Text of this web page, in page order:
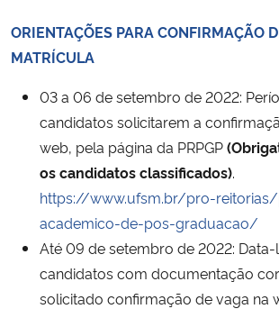
Ministério do Desenvolvimento Regional
Ministério da Mulher, da Família e dos Direitos
Secretaria-Geral
Secretaria de Governo
Gabinete de Segurança Institucional
ORIENTAÇÕES PARA CONFIRMAÇÃO
MATRÍCULA
03 a 06 de setembro de 2022:
candidatos solicitarem a
web, pela página da PRPGP
os candidatosclassificados).
https://www.ufsm.br/pro-
academico-de-pos-graduacao/
Até 09 de setembro de 2022:
candidatos com documentação
solicitado confirmação de vaga na